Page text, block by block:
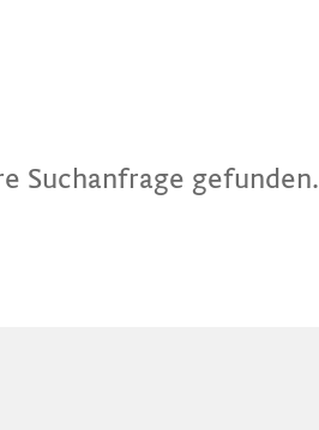
Suchanfrage gefunden.